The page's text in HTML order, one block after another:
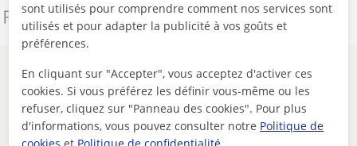
Signaler ce profil
Autres profs de Français à Seraing
susceptibles de vous intéresser
sont utilisés pour comprendre comment nos services sont
utilisés et pour adapter la publicité à vos goûts et
préférences.
En cliquant sur "Accepter", vous acceptez d'activer ces
cookies. Si vous préférez les définir vous-même ou les
refuser, cliquez sur "Panneau des cookies". Pour plus
d'informations, vous pouvez consulter notre Politique de